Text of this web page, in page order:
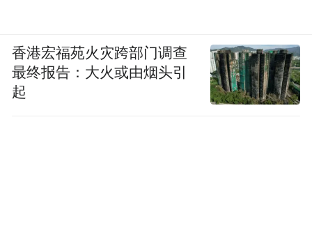
香港宏福苑火灾跨部门调查
最终报告：大火或由烟头引
起